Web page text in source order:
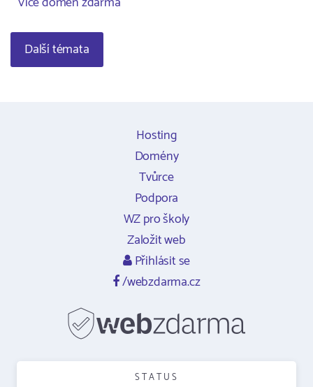
Další témata
Hosting
Domény
Tvůrce
Podpora
WZ pro školy
Založit web
Přihlásit se
/webzdarma.cz
STATUS